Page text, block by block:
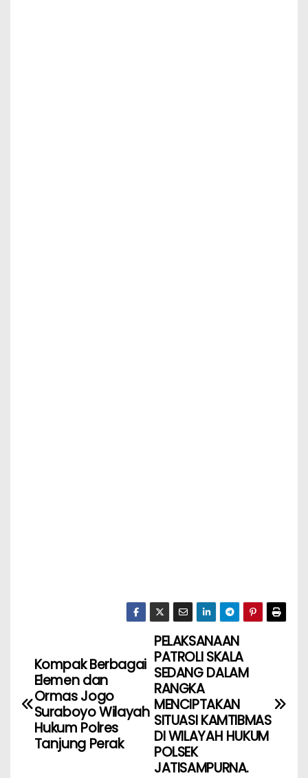
PELAKSANAAN
PATROLI SKALA
SEDANG DALAM
RANGKA
MENCIPTAKAN
SITUASI KAMTIBMAS
DI WILAYAH HUKUM
POLSEK
JATISAMPURNA.
Kompak Berbagai
Elemen dan
Ormas Jogo
Suraboyo Wilayah
Hukum Polres
Tanjung Perak